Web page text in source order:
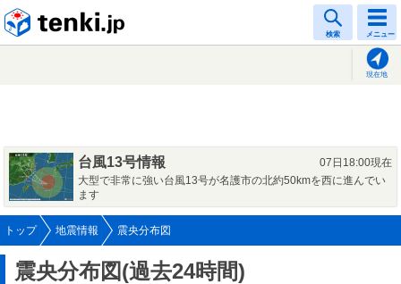
検索 メニュー
現在地
台風13号情報
07日18:00現在
大型で非常に強い台風13号が名護市の北約50kmを西に進んでい
ます
トップ 地震情報 震央分布図
震央分布図(過去24時間)